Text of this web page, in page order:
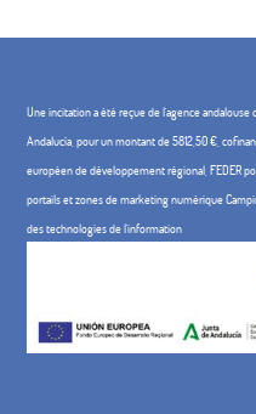
Une incitation a été reçue de l'agence
Andalucía, pour un montant de 5812,50 €,
européen de développement régional, FEDER
portails et zones de marketing numérique
des technologies de l'information